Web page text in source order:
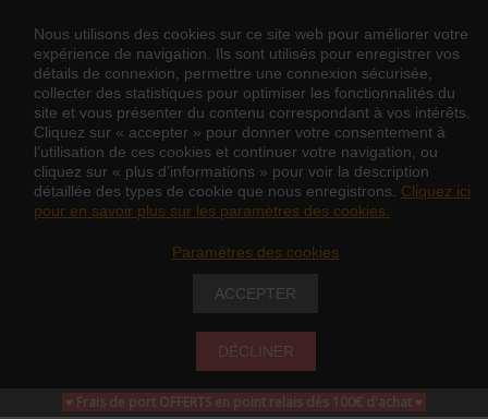
Nous utilisons des cookies sur ce site web pour améliorer votre
expérience de navigation. Ils sont utilisés pour enregistrer vos
détails de connexion, permettre une connexion sécurisée,
collecter des statistiques pour optimiser les fonctionnalités du
site et vous présenter du contenu correspondant à vos intérêts.
Cliquez sur « accepter » pour donner votre consentement à
l’utilisation de ces cookies et continuer votre navigation, ou
cliquez sur « plus d’informations » pour voir la description
détaillée des types de cookie que nous enregistrons. Cliquez ici
pour en savoir plus sur les paramètres des cookies.
Paramètres des cookies
ACCEPTER
DÉCLINER
♥ Frais de port OFFERTS en point relais dès 100€ d'achat ♥